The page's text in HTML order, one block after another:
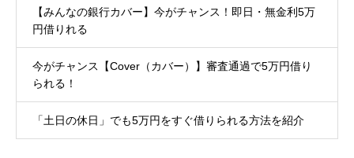
【みんなの銀行カバー】今がチャンス！即日・無金利5万
円借りれる
今がチャンス【Cover（カバー）】審査通過で5万円借り
られる！
「土日の休日」でも5万円をすぐ借りられる方法を紹介